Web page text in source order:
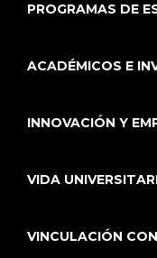
PROGRAMAS DE
ACADÉMICOS E
INNOVACIÓN Y
VIDA
VINCULACIÓN